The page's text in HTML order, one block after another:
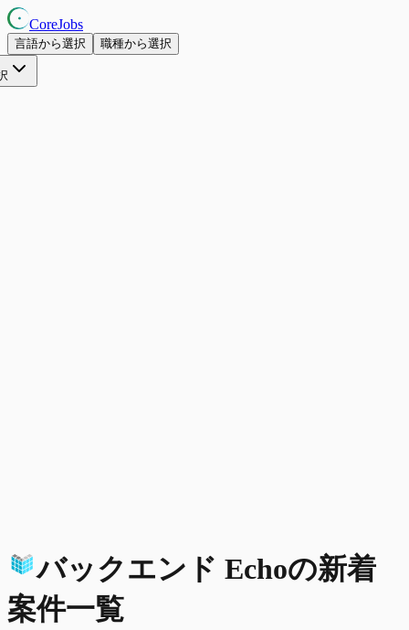
CoreJobs
言語から選択 職種から選択
バックエンド Echoの新着
案件一覧